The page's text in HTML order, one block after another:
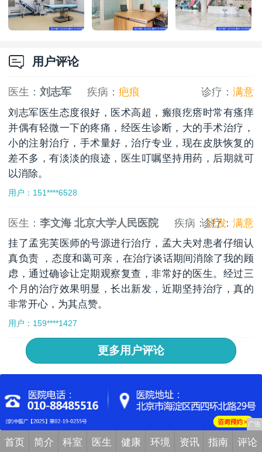
用户评论
医生：刘志军 疾病：疤痕 诊疗： 满意
刘志军医生态度很好，医术高超，瘢痕疙瘩时常有瘙痒
并偶有轻微一下的疼痛，经医生诊断，大的手术治疗，
小的注射治疗，手术量好，治疗专业，现在皮肤恢复的
差不多，有淡淡的痕迹，医生叮嘱坚持用药，后期就可
以消除。
用户：151****6528
医生：李文海 北京大学人民医院 疾病：脱发
诊疗： 满意
挂了孟宪芙医师的号源进行治疗，孟大夫对患者仔细认
真负责 ，态度和蔼可亲，在治疗谈话期间消除了我的顾
虑，通过确诊让定期观察复查，非常好的医生。经过三
个月的治疗效果明显，长出新发，近期坚持治疗，真的
非常开心，为其点赞。
用户：159****1427
更多用户评论
首页 简介 科室 医生 健康 环境 资讯 指南 评论